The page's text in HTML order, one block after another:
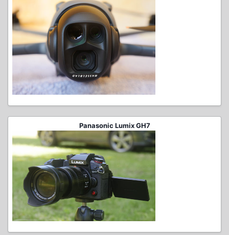
Panasonic Lumix GH7